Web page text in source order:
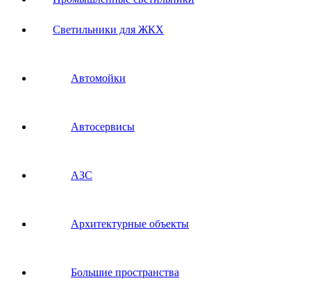
Светильники для ЖКХ
Автомойки
Автосервисы
АЗС
Архитектурные объекты
Большие пространства